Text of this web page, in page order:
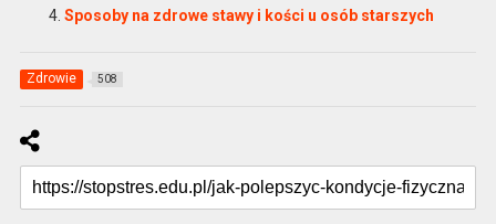
Sposoby na zdrowe stawy i kości u osób starszych
Zdrowie 508